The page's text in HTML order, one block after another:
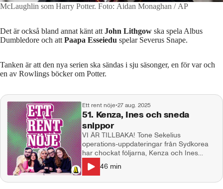
McLaughlin som Harry Potter. Foto: Aidan Monaghan / AP
Det är också bland annat känt att John Lithgow ska spela Albus
Dumbledore och att Paapa Esseiedu spelar Severus Snape.
Tanken är att den nya serien ska sändas i sju säsonger, en för var och
en av Rowlings böcker om Potter.
Ett rent nöje•27 aug. 2025
51. Kenza, Ines och sneda
snippor
VI ÄR TILLBAKA! Tone Sekelius
operations-uppdateringar från Sydkorea
har chockat följarna, Kenza och Ines
normaliserar sneda snippor, en viss kändis
har spårat ur fullkomligt med trenden
46 min